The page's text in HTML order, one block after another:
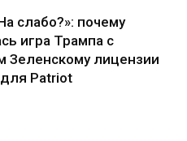
слабо?»: почему
игра Трампа с
Зеленскому лицензии
Patriot